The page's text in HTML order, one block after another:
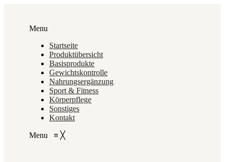
Menu
Startseite
Produktübersicht
Basisprodukte
Gewichtskontrolle
Nahrungsergänzung
Sport & Fitness
Körperpflege
Sonstiges
Kontakt
Menu ≡ ╳